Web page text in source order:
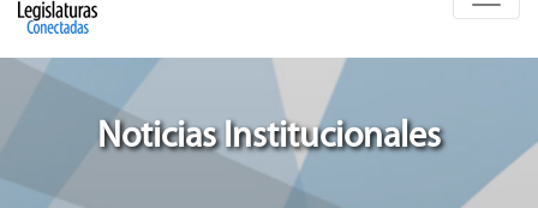
Noticias Institucionales